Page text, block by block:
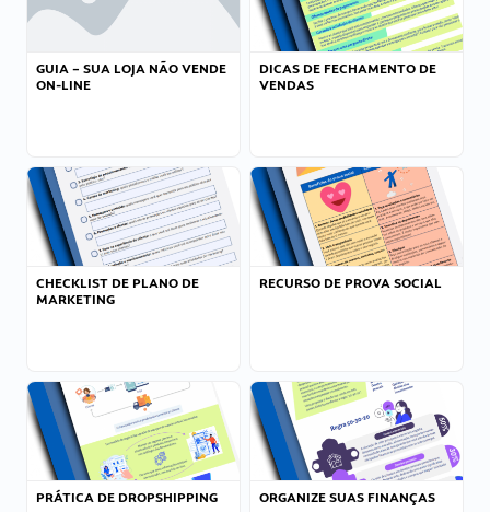
GUIA – SUA LOJA NÃO VENDE
ON-LINE
DICAS DE FECHAMENTO DE
VENDAS
CHECKLIST DE PLANO DE
MARKETING
RECURSO DE PROVA SOCIAL
PRÁTICA DE DROPSHIPPING ORGANIZE SUAS FINANÇAS